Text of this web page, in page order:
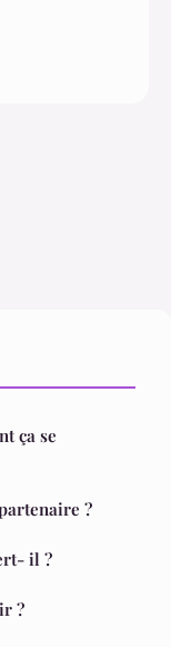
ça se
?
il ?
?